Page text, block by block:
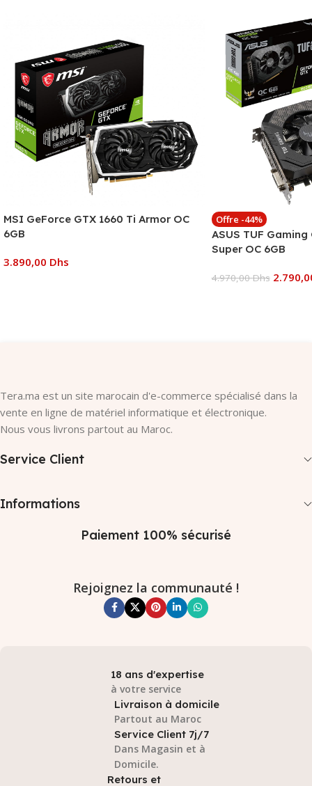
MSI GeForce GTX 1660 Ti Armor OC
6GB
3.890,00 Dhs
Offre -44%
ASUS TUF
Super OC 6GB
4.970,00Dhs
Tera.ma est un site marocain d'e-commerce spécialisé dans la
vente en ligne de matériel informatique et électronique.
Nous vous livrons partout au Maroc.
Service Client
Informations
Paiement 100% sécurisé
Rejoignez la communauté !
18 ans d'expertise
à votre service
Livraison à domicile
Partout au Maroc
Service Client 7j/7
Dans Magasin et à
Domicile.
Retours et